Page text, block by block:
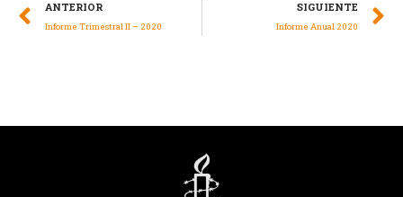
ANTERIOR
Informe Trimestral II – 2020
SIGUIENTE
Informe Anual 2020